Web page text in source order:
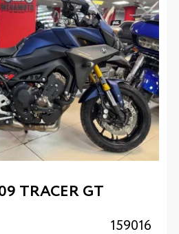
TRACER GT
159016